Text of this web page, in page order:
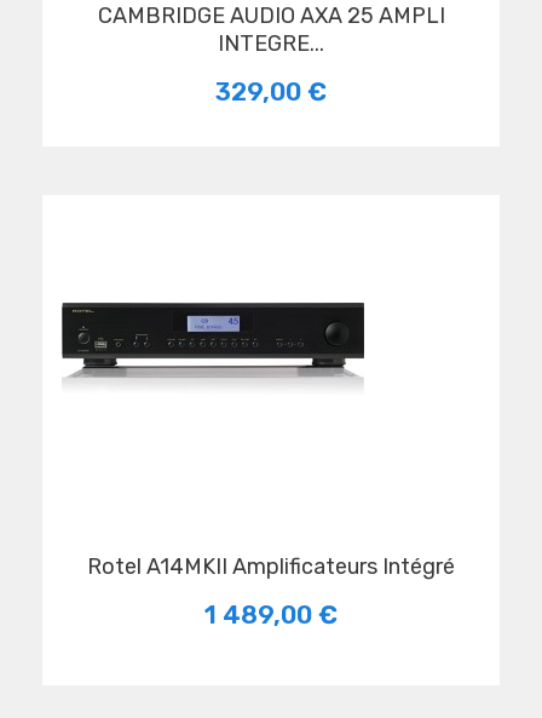
CAMBRIDGE AUDIO AXA 25 AMPLI
INTEGRE...
329,00 €
Rotel A14MKII Amplificateurs Intégré
1 489,00 €